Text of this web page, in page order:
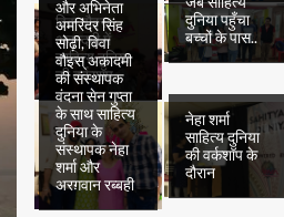
विवा वौइस्
अकादमी में
साहित्य दुनिया
की वर्कशॉप
दुनिया पहुँचा
बच्चों के पास..
और अभिनेता
अमरिंदर सिंह
सोढ़ी, विवा
वौइस् अकादमी
की संस्थापक
वंदना सेन गुप्ता
के साथ साहित्य
दुनिया के
संस्थापक नेहा
शर्मा और
अरग़वान रब्बही
नेहा शर्मा
साहित्य दुनिया
की वर्कशॉप के
दौरान